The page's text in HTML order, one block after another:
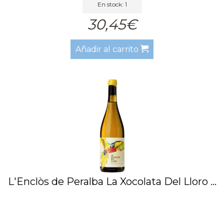
En stock: 1
30,45€
Añadir al carrito
L'Enclòs de Peralba La Xocolata Del Lloro ...